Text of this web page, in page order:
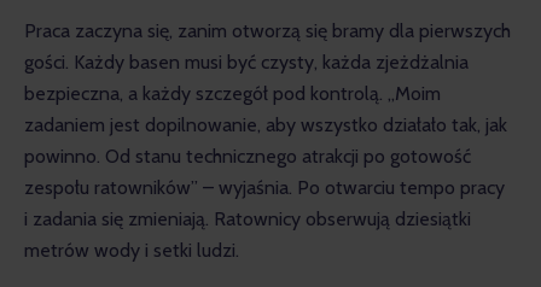
Praca zaczyna się, zanim otworzą się bramy dla pierwszych
gości. Każdy basen musi być czysty, każda zjeżdżalnia
bezpieczna, a każdy szczegół pod kontrolą. „Moim
zadaniem jest dopilnowanie, aby wszystko działało tak, jak
powinno. Od stanu technicznego atrakcji po gotowość
zespołu ratowników” – wyjaśnia. Po otwarciu tempo pracy
i zadania się zmieniają. Ratownicy obserwują dziesiątki
metrów wody i setki ludzi.